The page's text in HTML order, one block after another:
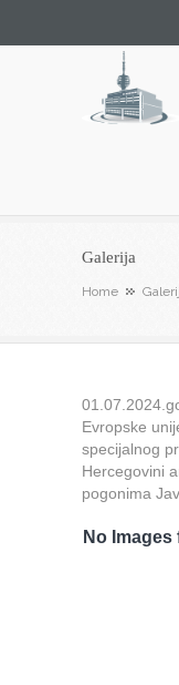
Galerija
Home
Evropske
specijalnog
Hercegovini
pogonima
No Images